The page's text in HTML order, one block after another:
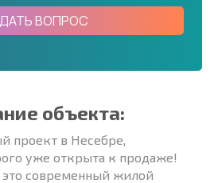
ВОПРОС
объекта:
проект в Несебре,
уже открыта к продаже!
это современный жилой